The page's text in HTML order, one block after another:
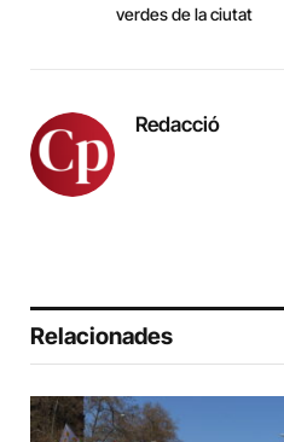
verdes de la ciutat
Redacció
Relacionades